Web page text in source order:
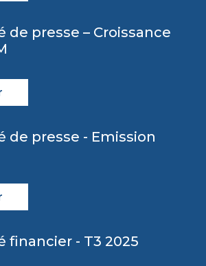
de presse – Croissance
de presse - Emission
financier - T3 2025